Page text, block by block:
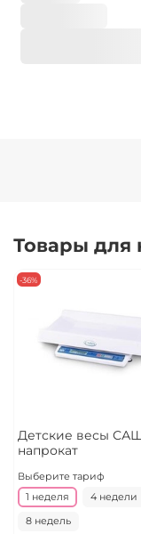
Товары
-36%
Детские весы
напрокат
Выберите тариф
1 неделя
4 недели
8 недель